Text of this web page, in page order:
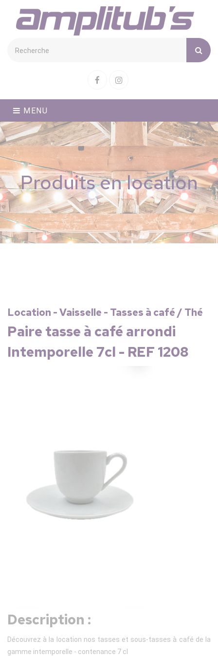
FacebookInstagram
MENU
Produits en location
Location - Vaisselle - Tasses à café / Thé
Paire tasse à café arrondi
Intemporelle 7cl - REF 1208
Description :
Découvrez à la location nos tasses et sous-tasses à café de la
gamme intemporelle - contenance 7 cl
Cookies management panel